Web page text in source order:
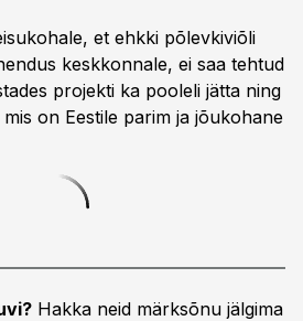
et ehkki põlevkiviõli
keskkonnale, ei saa tehtud
projekti ka pooleli jätta ning
on Eestile parim ja jõukohane
Hakka neid märksõnu jälgima